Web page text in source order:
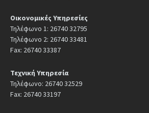
Οικονομικές Υπηρεσίες
Τηλέφωνο 1: 26740 32795
Τηλέφωνο 2: 26740 33481
Fax: 26740 33387
Τεχνική Υπηρεσία
Τηλέφωνο: 26740 32529
Fax: 26740 33197